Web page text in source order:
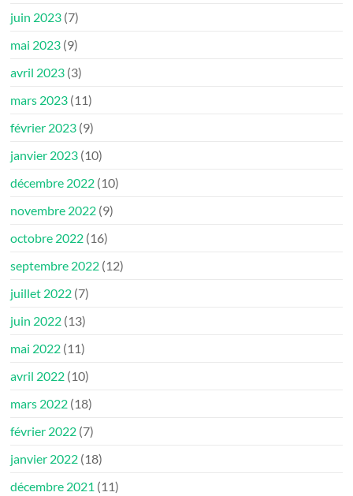
juin 2023 (7)
mai 2023 (9)
avril 2023 (3)
mars 2023 (11)
février 2023 (9)
janvier 2023 (10)
décembre 2022 (10)
novembre 2022 (9)
octobre 2022 (16)
septembre 2022 (12)
juillet 2022 (7)
juin 2022 (13)
mai 2022 (11)
avril 2022 (10)
mars 2022 (18)
février 2022 (7)
janvier 2022 (18)
décembre 2021 (11)